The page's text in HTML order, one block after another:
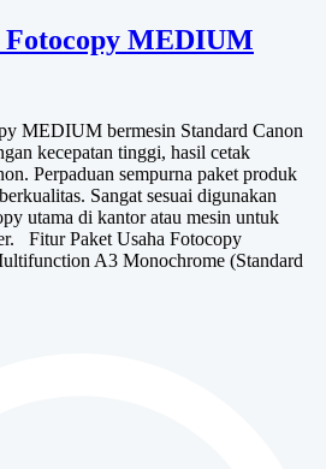
Fotocopy MEDIUM
MEDIUM bermesin Standard Canon
kecepatan tinggi, hasil cetak
Perpaduan sempurna paket produk
Sangat sesuai digunakan
utama di kantor atau mesin untuk
Fitur Paket Usaha Fotocopy
A3 Monochrome (Standard